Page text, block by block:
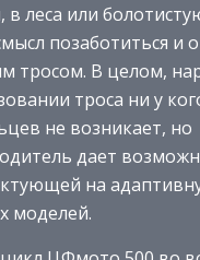
в леса или
позаботиться и
тросом. В целом,
троса ни у
не возникает, но
дает
на
моделей.